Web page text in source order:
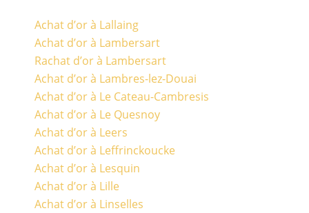
Achat d’or à Lallaing
Achat d’or à Lambersart
Rachat d’or à Lambersart
Achat d’or à Lambres-lez-Douai
Achat d’or à Le Cateau-Cambresis
Achat d’or à Le Quesnoy
Achat d’or à Leers
Achat d’or à Leffrinckoucke
Achat d’or à Lesquin
Achat d’or à Lille
Achat d’or à Linselles